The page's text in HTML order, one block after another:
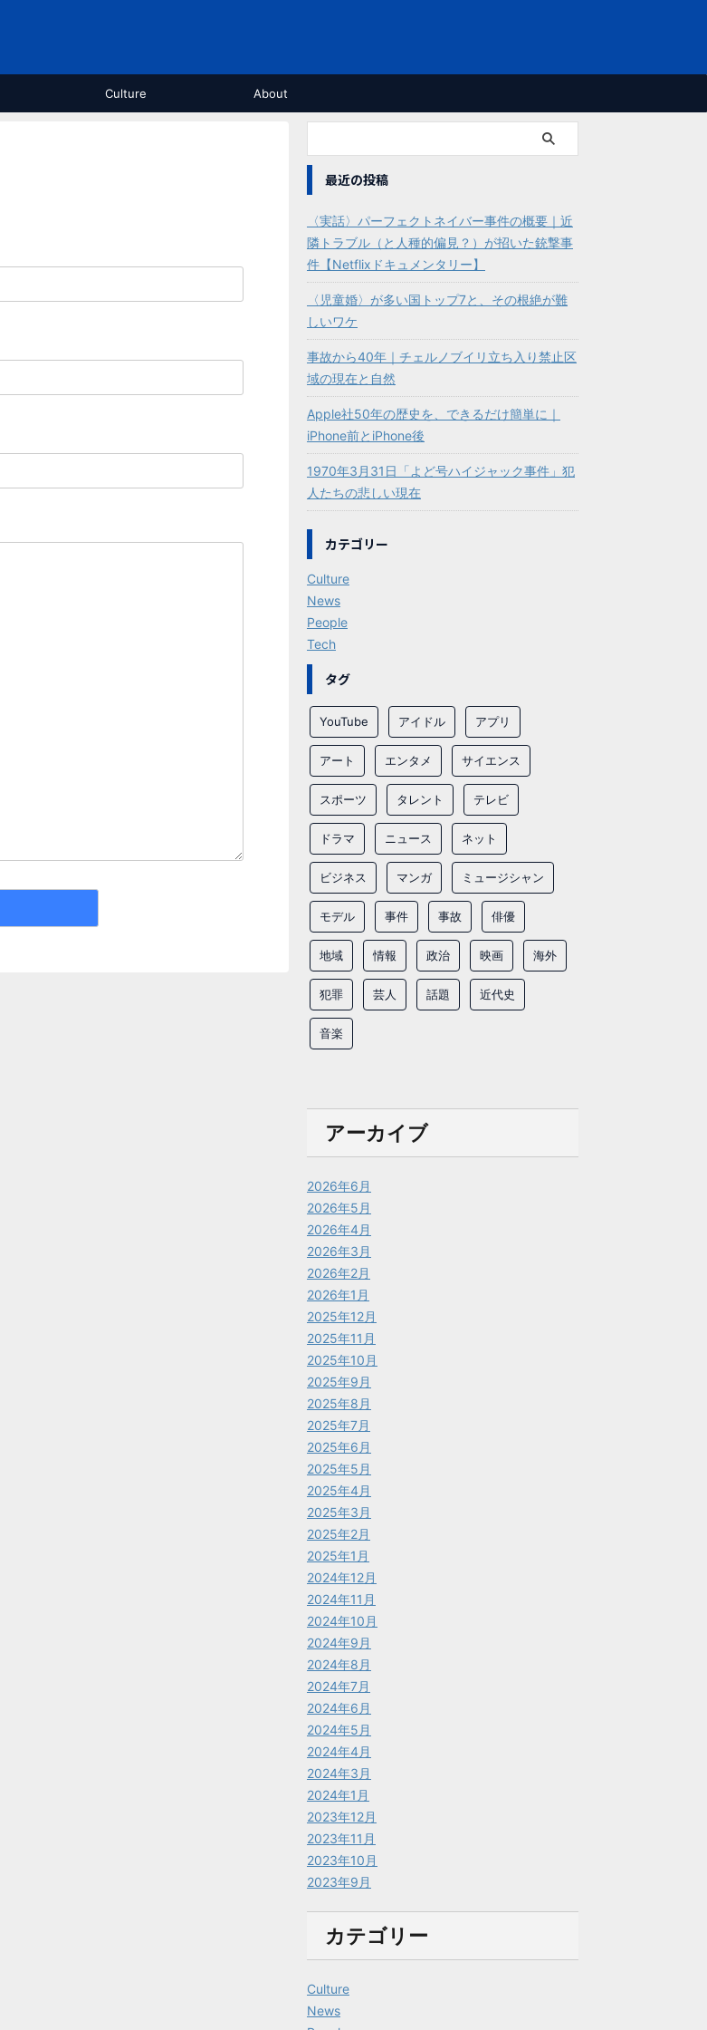
Culture About
最近の投稿
〈実話〉パーフェクトネイバー事件の概要｜近
隣トラブル（と人種的偏見？）が招いた銃撃事
件【Netflixドキュメンタリー】
〈児童婚〉が多い国トップ7と、その根絶が難
しいワケ
事故から40年｜チェルノブイリ立ち入り禁止区
域の現在と自然
Apple社50年の歴史を、できるだけ簡単に｜
iPhone前とiPhone後
1970年3月31日「よど号ハイジャック事件」犯
人たちの悲しい現在
カテゴリー
Culture
News
People
Tech
タグ
YouTube アイドル アプリ
アート エンタメ サイエンス
スポーツ タレント テレビ
ドラマ ニュース ネット
ビジネス マンガ ミュージシャン
モデル 事件 事故 俳優
地域 情報 政治 映画 海外
犯罪 芸人 話題 近代史
音楽
アーカイブ
2026年6月
2026年5月
2026年4月
2026年3月
2026年2月
2026年1月
2025年12月
2025年11月
2025年10月
2025年9月
2025年8月
2025年7月
2025年6月
2025年5月
2025年4月
2025年3月
2025年2月
2025年1月
2024年12月
2024年11月
2024年10月
2024年9月
2024年8月
2024年7月
2024年6月
2024年5月
2024年4月
2024年3月
2024年1月
2023年12月
2023年11月
2023年10月
2023年9月
カテゴリー
Culture
News